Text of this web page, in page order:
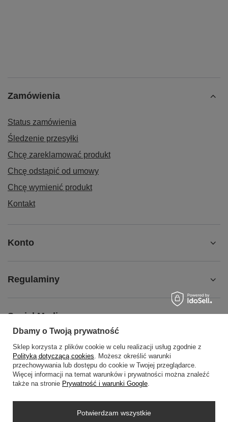
Zamówienia
Status zamówienia
Śledzenie przesyłki
Chcę zareklamować produkt
Chcę odstąpić od umowy
Chcę wymienić produkt
Kontakt
Konto
Regulaminy
Social Media
O NAS
wowbag2024@gmail.com
Dbamy o Twoją prywatność
Sklep korzysta z plików cookie w celu realizacji usług zgodnie z
Polityką dotyczącą cookies. Możesz określić warunki
przechowywania lub dostępu do cookie w Twojej przeglądarce.
Więcej informacji na temat warunków i prywatności można znaleźć
także na stronie Prywatność i warunki Google.
Potwierdzam wszystkie